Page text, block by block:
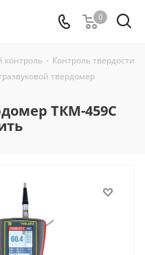
0
- Контроль твердости
твердомер
ТКМ-459С